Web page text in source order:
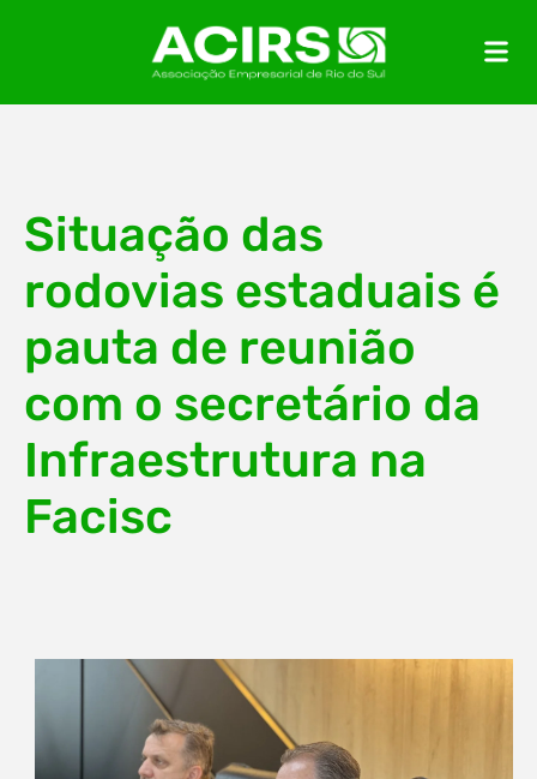
Situação das
rodovias estaduais é
pauta de reunião
com o secretário da
Infraestrutura na
Facisc